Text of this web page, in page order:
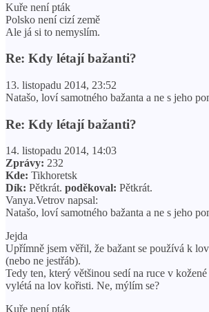
Kuře není pták
Polsko není cizí země
Ale já si to nemyslím.
Re: Kdy létají bažanti?
13. listopadu 2014, 23:52
Natašo, loví samotného bažanta a ne s jeho
Re: Kdy létají bažanti?
14. listopadu 2014, 14:03
Zprávy: 232
Kde: Tikhoretsk
Dík: Pětkrát. poděkoval: Pětkrát.
Vanya.Vetrov napsal:
Natašo, loví samotného bažanta a ne s jeho
Jejda
Upřímně jsem věřil, že bažant se používá k
(nebo ne jestřáb).
Tedy ten, který většinou sedí na ruce v
vylétá na lov kořisti. Ne, mýlím se?
Kuře není pták